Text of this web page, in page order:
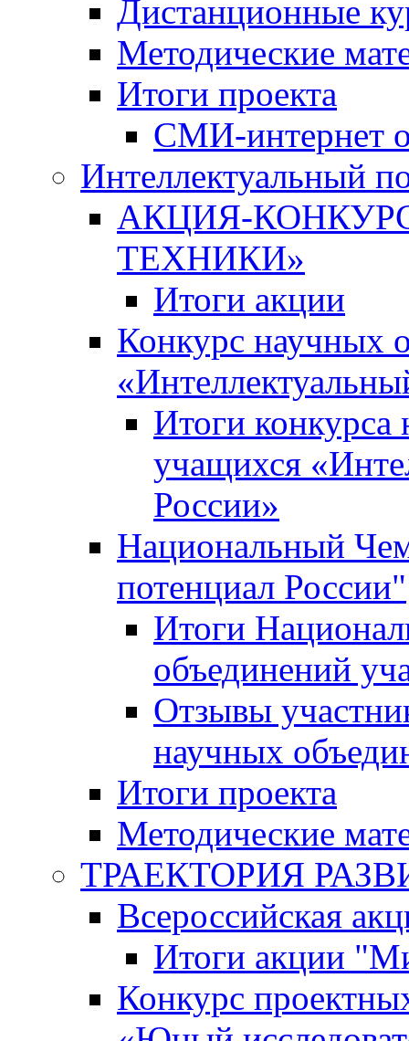
Дистанционные
Методические
Итоги проекта
СМИ-интернет
Интеллектуальный
АКЦИЯ-
ТЕХНИКИ»
Итоги акции
Конкурс научных
Итоги
учащихся
России»
Национальный
потенциал России"
Итоги
объединений
Отзывы
научных
Итоги проекта
Методические
ТРАЕКТОРИЯ
Всероссийская
Итоги акции
Конкурс